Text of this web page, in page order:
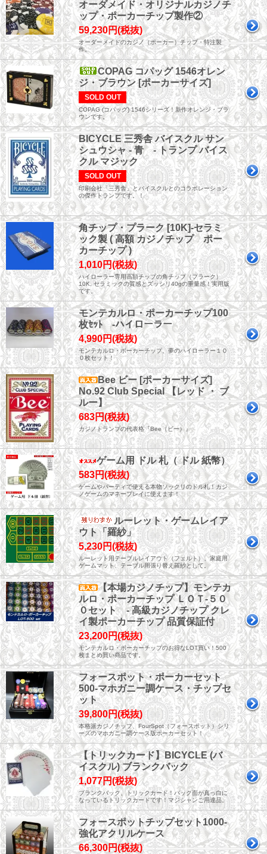
オーダメイド・オリジナルカジノチ
ップ・ポーカーチップ製作②
59,230円(税抜)
オーダーメイドのカジノ（ポーカー）チップ・特注製
作。
COPAG コパッグ 1546オレン
ジ・ブラウン [ポーカーサイズ]
SOLD OUT
COPAG (コパッグ) 1546シリーズ！新作オレンジ・ブラ
ウンです。
BICYCLE 三秀舎 バイスクル サン
シュウシャ - 青 - トランプ バイス
クル マジック
SOLD OUT
印刷会社「三秀舎」とバイスクルとのコラボレーション
の傑作トランプです。！
角チップ・プラーク [10K]-セラミ
ック製 ( 高額 カジノチップ ポー
カーチップ )
1,010円(税抜)
ハイローラー専用高額チップの角チップ（プラーク）
10K, セラミックの質感とズッシリ40gの重量感！実用版
です。
モンテカルロ・ポーカーチップ100
枚ｾｯﾄ -ハイローラー
4,990円(税抜)
モンテカルロ・ポーカーチップ、夢のハイローラー１０
０枚セット！
Bee ビー [ポーカーサイズ]
No.92 Club Special 【レッド ・ ブ
ルー】
683円(税抜)
カジノトランプの代表格『Bee（ビー）』
ゲーム用 ドル 札（ ドル 紙幣）
583円(税抜)
ゲームやパーティで使える本物ソックリのドル札！カジ
ノゲームのマネープレイに使えます！
ルーレット・ゲームレイア
ウト「羅紗」
5,230円(税抜)
ルーレット用テーブルレイアウト（フェルト）、家庭用
ゲームマット、テーブル用張り替え羅紗として。
【本場カジノチップ】モンテカ
ルロ・ポーカーチップ ＬＯＴ-５０
０セット - 高級カジノチップ クレ
イ製ポーカーチップ 品質保証付
23,200円(税抜)
モンテカルロ・ポーカーチップのお得なLOT買い！500
枚まとめ買い商品です。
フォースポット・ポーカーセット
500-マホガニー調ケース・チップセ
ット
39,800円(税抜)
本格派カジノチップ、FourSpot（フォースポット）シリ
ーズのマホガニー調ケース版ポーカーセット！
【トリックカード】BICYCLE (バ
イスクル) ブランクバック
1,077円(税抜)
ブランクバック、トリックカード！バック面が真っ白に
なっているトリックカードです！マジシャンご用達品。
フォースポットチップセット1000-
強化アクリルケース
66,300円(税抜)